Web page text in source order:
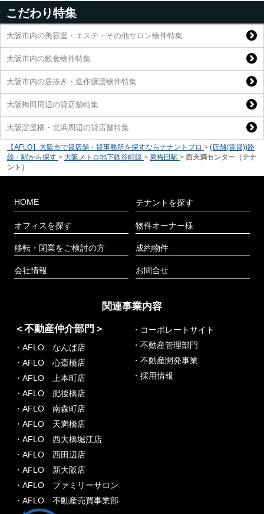
こだわり特集
大阪市内の美容室・エステ・その他サロン物件特集
大阪市内の飲食物件特集
大阪市内の居抜き・造作譲渡物件特集
大阪梅田周辺の貸店舗特集
大阪淀屋橋・北浜周辺の貸店舗特集
【AFLO】大阪市で貸店舗・貸事務所を探すならテナントプロ > (店舗(賃貸))路
線・駅から探す > 大阪メトロ地下鉄谷町線 > 東梅田駅 > 西天満センター（テナ
ント）
HOME
オフィスを探す
移転・閉業をご検討の方
会社情報
テナントを探す
物件オーナー様
成約物件
お問合せ
関連事業内容
＜不動産仲介部門＞
・AFLO なんば店
・AFLO 心斎橋店
・AFLO 上本町店
・AFLO 肥後橋店
・AFLO 南森町店
・AFLO 天満橋店
・AFLO 西大橋堀江店
・AFLO 西田辺店
・AFLO 新大阪店
・AFLO ファミリーサロン
・AFLO 不動産売買事業部
・コーポレートサイト
・不動産管理部門
・不動産開発事業
・採用情報